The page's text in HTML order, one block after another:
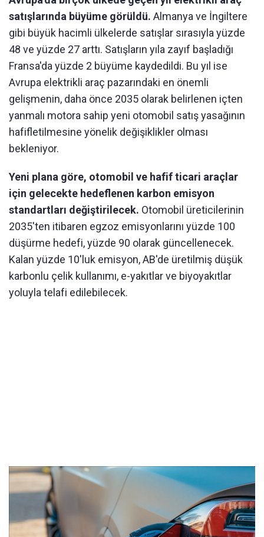
satışlarında büyüme görüldü. Almanya ve İngiltere
gibi büyük hacimli ülkelerde satışlar sırasıyla yüzde
48 ve yüzde 27 arttı. Satışların yıla zayıf başladığı
Fransa'da yüzde 2 büyüme kaydedildi. Bu yıl ise
Avrupa elektrikli araç pazarındaki en önemli
gelişmenin, daha önce 2035 olarak belirlenen içten
yanmalı motora sahip yeni otomobil satış yasağının
hafifletilmesine yönelik değişiklikler olması
bekleniyor.
Yeni plana göre, otomobil ve hafif ticari araçlar
için gelecekte hedeflenen karbon emisyon
standartları değiştirilecek. Otomobil üreticilerinin
2035'ten itibaren egzoz emisyonlarını yüzde 100
düşürme hedefi, yüzde 90 olarak güncellenecek.
Kalan yüzde 10'luk emisyon, AB'de üretilmiş düşük
karbonlu çelik kullanımı, e-yakıtlar ve biyoyakıtlar
yoluyla telafi edilebilecek.